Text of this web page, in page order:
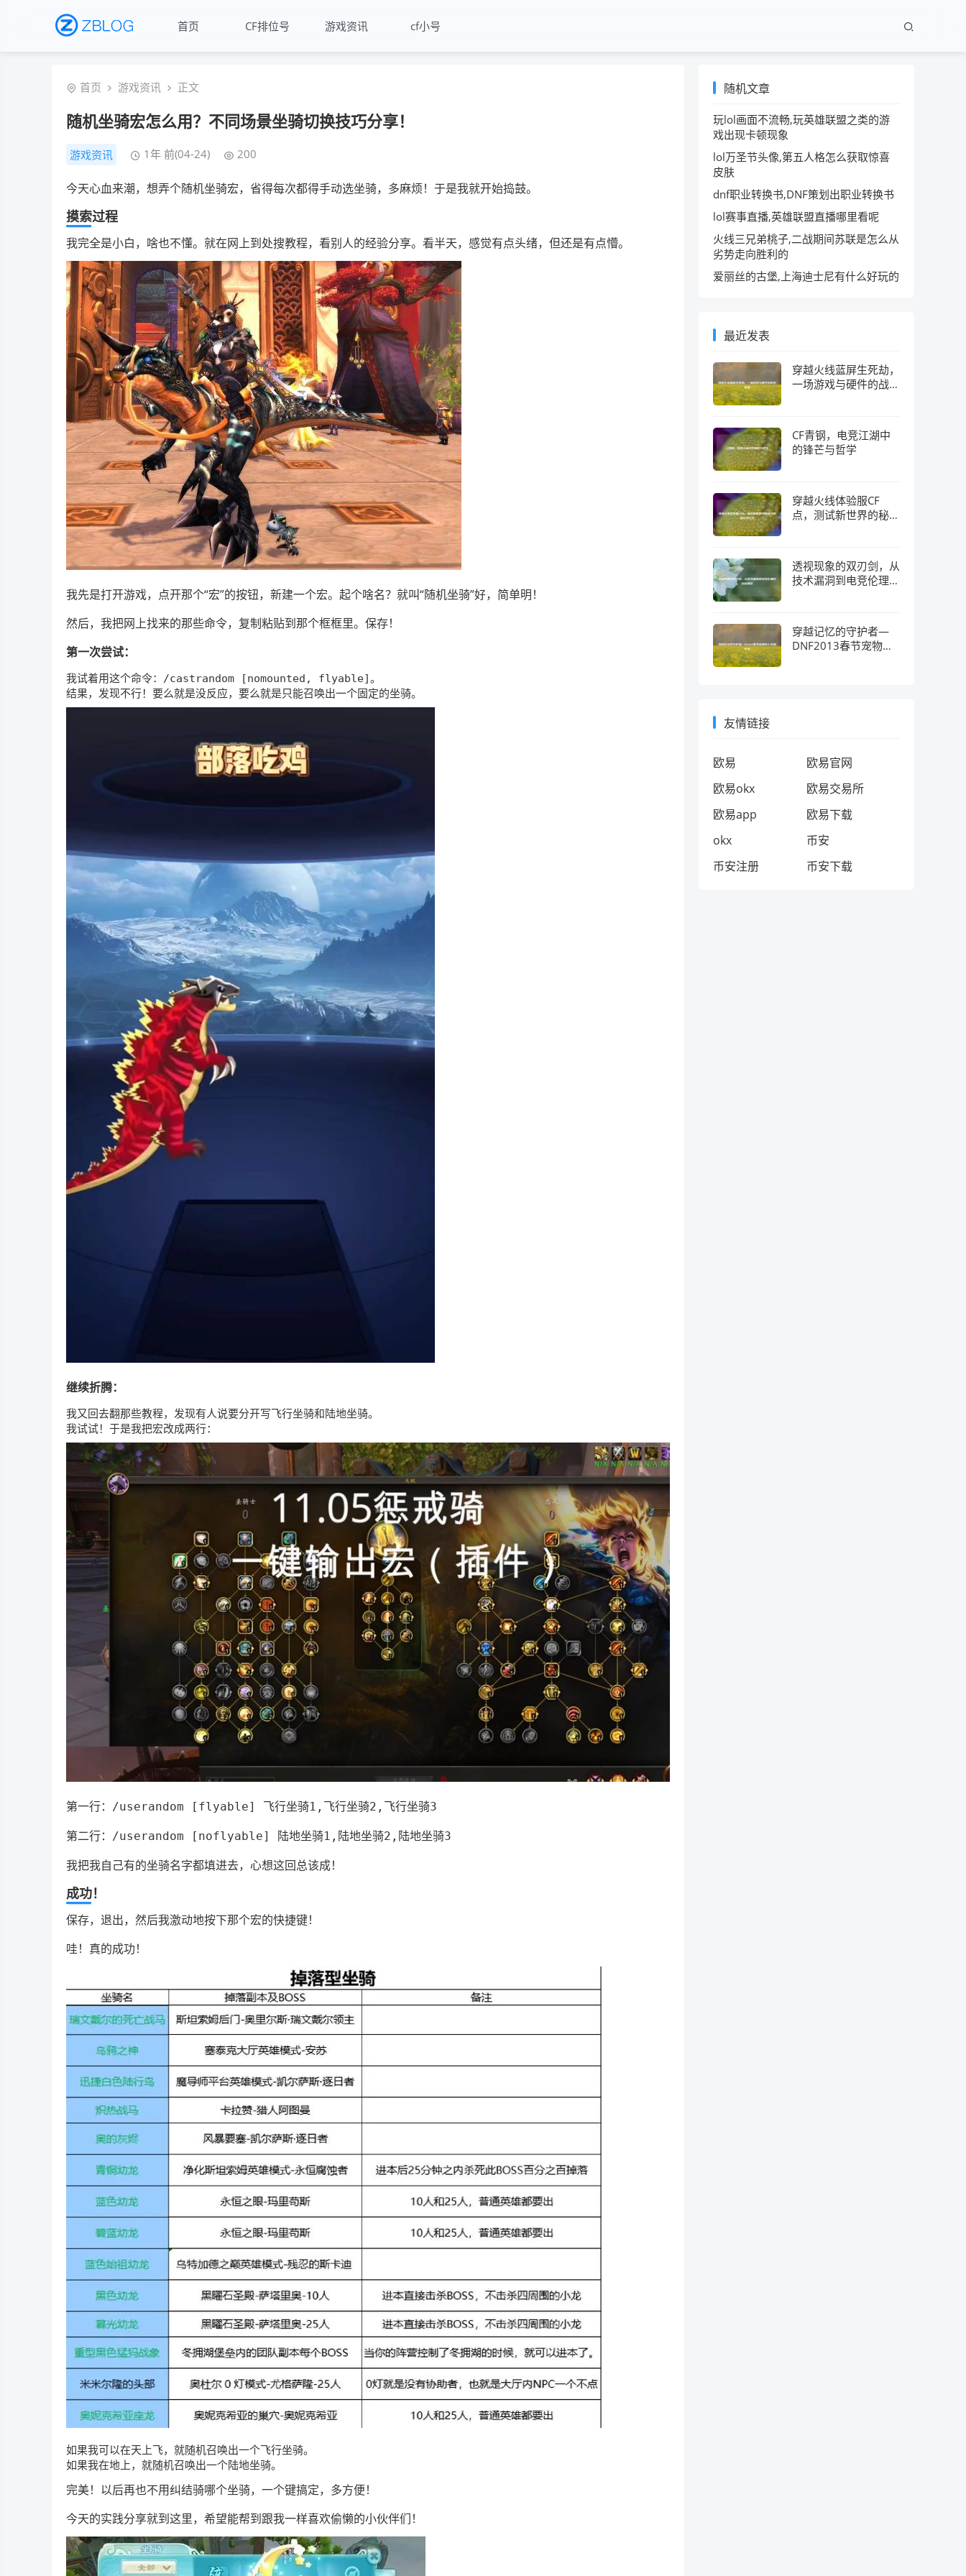
首页 CF排位号 游戏资讯 cf小号
首页 游戏资讯 正文
随机坐骑宏怎么用？不同场景坐骑切换技巧分享！
游戏资讯 1年 前(04-24) 200
今天心血来潮，想弄个随机坐骑宏，省得每次都得手动选坐骑，多麻烦！于是我就开始捣鼓。
摸索过程
我完全是小白，啥也不懂。就在网上到处搜教程，看别人的经验分享。看半天，感觉有点头绪，但还是有点懵。
我先是打开游戏，点开那个“宏”的按钮，新建一个宏。起个啥名？就叫“随机坐骑”好，简单明！
然后，我把网上找来的那些命令，复制粘贴到那个框框里。保存！
第一次尝试：
我试着用这个命令： /castrandom [nomounted, flyable]。
结果，发现不行！要么就是没反应，要么就是只能召唤出一个固定的坐骑。
继续折腾：
我又回去翻那些教程，发现有人说要分开写飞行坐骑和陆地坐骑。
我试试！于是我把宏改成两行：
第一行： /userandom [flyable] 飞行坐骑1,飞行坐骑2,飞行坐骑3
第二行： /userandom [noflyable] 陆地坐骑1,陆地坐骑2,陆地坐骑3
我把我自己有的坐骑名字都填进去，心想这回总该成！
成功！
保存，退出，然后我激动地按下那个宏的快捷键！
哇！真的成功！
如果我可以在天上飞，就随机召唤出一个飞行坐骑。
如果我在地上，就随机召唤出一个陆地坐骑。
完美！以后再也不用纠结骑哪个坐骑，一个键搞定，多方便！
今天的实践分享就到这里，希望能帮到跟我一样喜欢偷懒的小伙伴们！
随机文章
玩lol画面不流畅,玩英雄联盟之类的游
戏出现卡顿现象
lol万圣节头像,第五人格怎么获取惊喜
皮肤
dnf职业转换书,DNF策划出职业转换书
lol赛事直播,英雄联盟直播哪里看呢
火线三兄弟桃子,二战期间苏联是怎么从
劣势走向胜利的
爱丽丝的古堡,上海迪士尼有什么好玩的
最近发表
穿越火线蓝屏生死劫，
一场游戏与硬件的战争
CF青钢，电竞江湖中
的锋芒与哲学
穿越火线体验服CF
点，测试新世界的秘钥
透视现象的双刃剑，从
技术漏洞到电竞伦理的
穿越记忆的守护者—
DNF2013春节宠物的
友情链接
欧易
欧易官网
欧易okx
欧易交易所
欧易app
欧易下载
okx
币安
币安注册
币安下载